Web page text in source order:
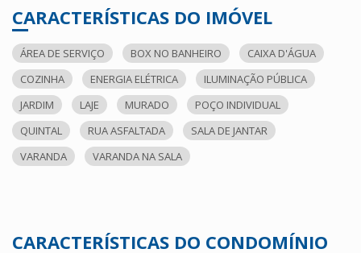
CARACTERÍSTICAS DO IMÓVEL
ÁREA DE SERVIÇO BOX NO BANHEIRO
CAIXA D'ÁGUA
COZINHA
ENERGIA ELÉTRICA
ILUMINAÇÃO PÚBLICA
JARDIM
LAJE MURADO
POÇO INDIVIDUAL
QUINTAL
RUA ASFALTADA
SALA DE JANTAR
VARANDA
VARANDA NA SALA
CARACTERÍSTICAS DO CONDOMÍNIO